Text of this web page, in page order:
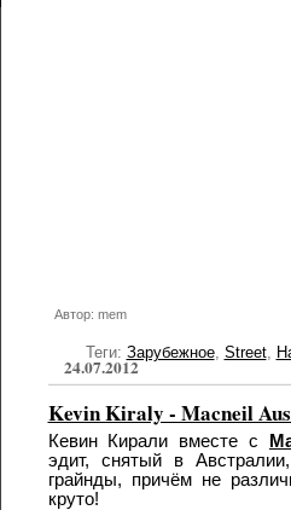
Автор: mem
Теги: Зарубежное, Street,
24.07.2012
Kevin Kiraly - Macneil
Кевин Кирали вместе с
эдит, снятый в
грайнды, причём не
круто!